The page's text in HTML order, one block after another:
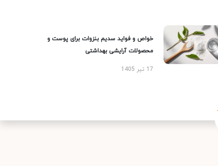
خواص و فواید سدیم بنزوات برای پوست و
محصولات آرایشی بهداشتی
17 تیر 1405